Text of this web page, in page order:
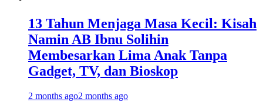
13 Tahun Menjaga Masa Kecil: Kisah
Namin AB Ibnu Solihin
Membesarkan Lima Anak Tanpa
Gadget, TV, dan Bioskop
2 months ago2 months ago